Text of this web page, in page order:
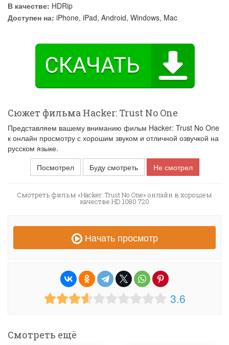
В качестве: HDRip
Доступен на: iPhone, iPad, Android, Windows, Mac
Сюжет фильма Hacker: Trust No One
Представляем вашему вниманию фильм Hacker: Trust No One
к онлайн просмотру с хорошим звуком и отличной озвучкой на
русском языке.
Посмотрел
Буду смотреть Не смотрел
Смотреть фильм «Hacker: Trust No One» онлайн в хорошем
качестве HD 1080 720
Начать просмотр
3.6
Смотреть ещё